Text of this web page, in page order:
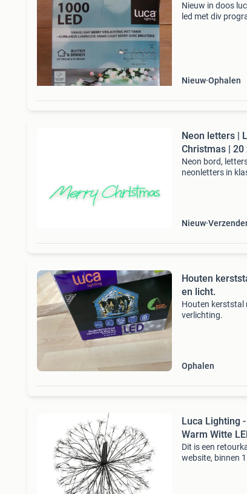
Nieuw in doos
led met div
Nieuw Ophalen
Neon letters |
Christmas | 20
Neon bord,
neonletters in
Nieuw
Houten
en licht.
Houten kerststal
verlichting.
Ophalen
Luca Lighting
Warm Witte
Dit is een
website, binnen